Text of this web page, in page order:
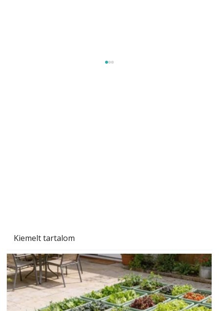
Kiemelt tartalom